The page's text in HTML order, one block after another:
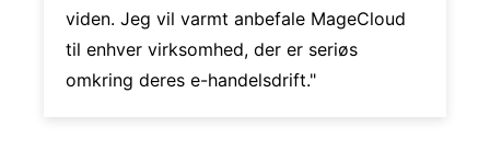
viden. Jeg vil varmt anbefale MageCloud
til enhver virksomhed, der er seriøs
omkring deres e-handelsdrift."